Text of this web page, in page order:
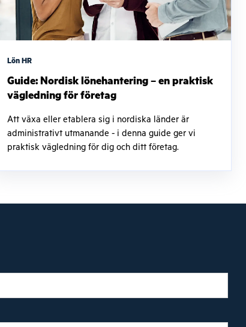
Lön HR
Guide: Nordisk lönehantering – en praktisk
vägledning för företag
Att växa eller etablera sig i nordiska länder är
administrativt utmanande - i denna guide ger vi
praktisk vägledning för dig och ditt företag.